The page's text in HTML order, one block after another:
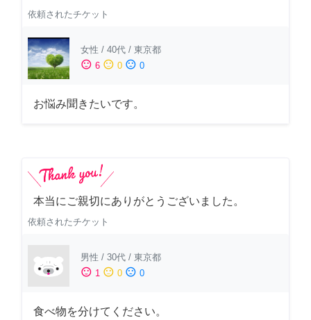
依頼されたチケット
女性 / 40代 / 東京都
sentiment_satisfied 6 sentiment_neutral 0 sentiment_dissatisfied 0
お悩み聞きたいです。
本当にご親切にありがとうございました。
依頼されたチケット
男性 / 30代 / 東京都
sentiment_satisfied 1 sentiment_neutral 0 sentiment_dissatisfied 0
食べ物を分けてください。